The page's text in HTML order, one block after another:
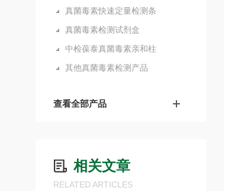
真菌毒素快速定量检测条
真菌毒素检测试剂盒
中检葆泰真菌毒素亲和柱
其他真菌毒素检测产品
查看全部产品
相关文章
RELATED ARTICLES